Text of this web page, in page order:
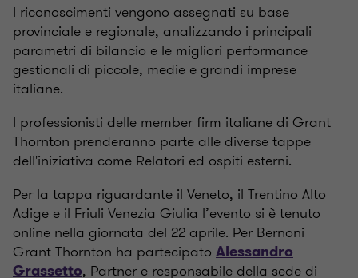
I riconoscimenti vengono assegnati su base
provinciale e regionale, analizzando i principali
parametri di bilancio e le migliori performance
gestionali di piccole, medie e grandi imprese
italiane.
I professionisti delle member firm italiane di Grant
Thornton prenderanno parte alle diverse tappe
dell'iniziativa come Relatori ed ospiti esterni.
Per la tappa riguardante il Veneto, il Trentino Alto
Adige e il Friuli Venezia Giulia l’evento si è tenuto
online nella giornata del 22 aprile. Per Bernoni
Grant Thornton ha partecipato Alessandro
Grassetto, Partner e responsabile della sede di